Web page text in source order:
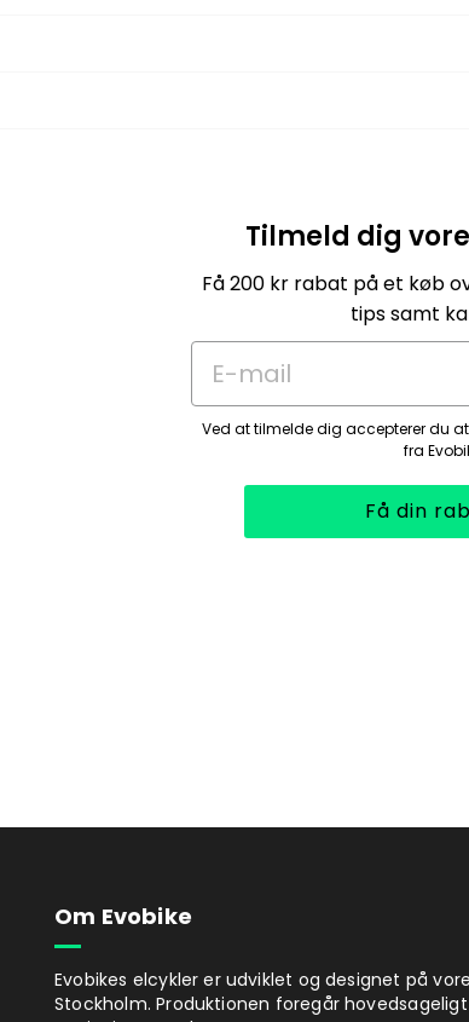
Tilmeld dig
Få 200 kr rabat på et køb
tips samt
E-mail
Ved at tilmelde dig accepterer du
fra
Få din
Om Evobike
Evobikes elcykler er udviklet og designet på
Stockholm. Produktionen foregår